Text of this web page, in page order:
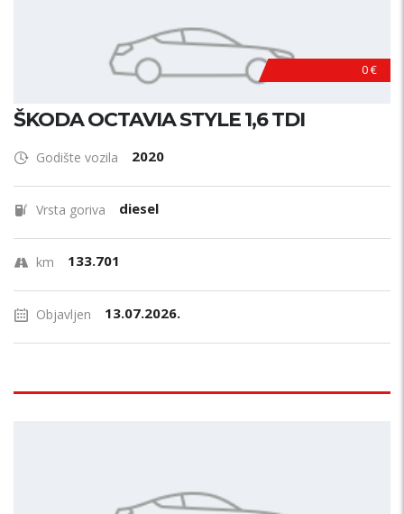
0 €
ŠKODA OCTAVIA STYLE 1,6 TDI
Godište vozila 2020
Vrsta goriva diesel
km 133.701
Objavljen 13.07.2026.